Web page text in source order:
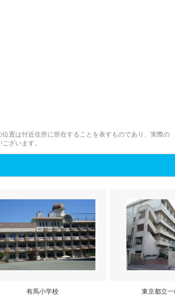
置は付近住所に所在することを表すものであり、実際の
ざいます。
有馬小学校 東京都立